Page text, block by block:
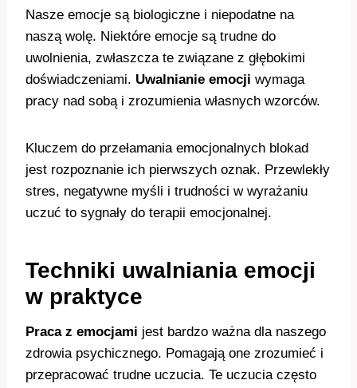
Nasze emocje są biologiczne i niepodatne na
naszą wolę. Niektóre emocje są trudne do
uwolnienia, zwłaszcza te związane z głębokimi
doświadczeniami. Uwalnianie emocji wymaga
pracy nad sobą i zrozumienia własnych wzorców.
Kluczem do przełamania emocjonalnych blokad
jest rozpoznanie ich pierwszych oznak. Przewlekły
stres, negatywne myśli i trudności w wyrażaniu
uczuć to sygnały do terapii emocjonalnej.
Techniki uwalniania emocji
w praktyce
Praca z emocjami jest bardzo ważna dla naszego
zdrowia psychicznego. Pomagają one zrozumieć i
przepracować trudne uczucia. Te uczucia często